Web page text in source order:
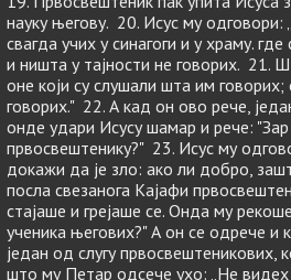
науку његову. 20. Исус му одговори:
свагда учих у синагоги и у храму. где
и ништа у тајности не говорих. 21.
оне који су слушали шта им говорих;
говорих." 22. А кад он ово рече,
онде удари Исусу шамар и рече:
првосвештенику?" 23. Исус му
докажи да је зло: ако ли добро,
посла свезанога Кајафи
стајаше и грејаше се. Онда му
ученика његових?" А он се одрече и
један од слугу првосвештеникових,
што му Петар одсече ухо: „Не видех